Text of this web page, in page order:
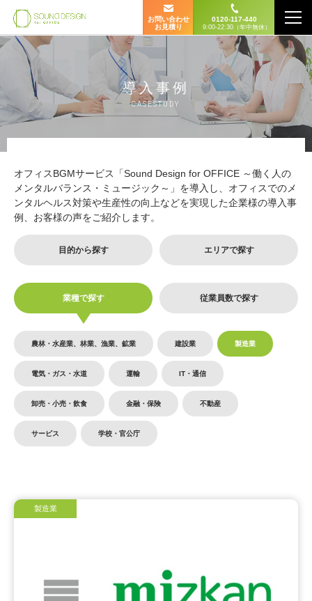
お問い合わせ
お見積り
0120-117-440
9:00-22:30（年中無休）
導入事例
CASESTUDY
オフィスBGMサービス「Sound Design for OFFICE ～働く人の
メンタルバランス・ミュージック～」を導入し、オフィスでのメ
ンタルヘルス対策や生産性の向上などを実現した企業様の導入事
例、お客様の声をご紹介します。
目的から探す エリアで探す
業種で探す 従業員数で探す
農林・水産業、林業、漁業、鉱業 建設業 製造業
電気・ガス・水道 運輸 IT・通信
卸売・小売・飲食 金融・保険 不動産
サービス 学校・官公庁
製造業